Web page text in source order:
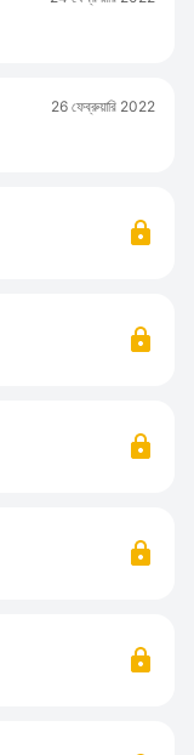
26 ফেব্রুয়ারি 2022